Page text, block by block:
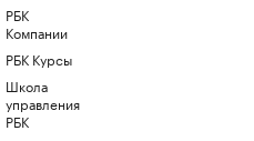
РБК
Компании
РБК Курсы
Школа
управления
РБК